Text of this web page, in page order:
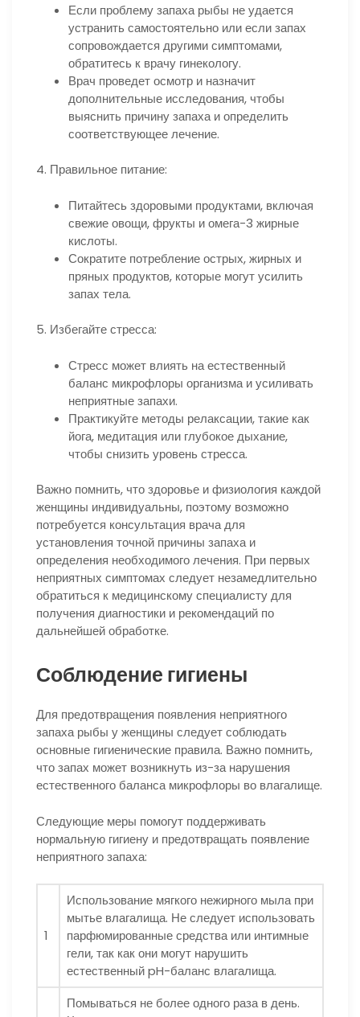
Если проблему запаха рыбы не удается
устранить самостоятельно или если запах
сопровождается другими симптомами,
обратитесь к врачу гинекологу.
Врач проведет осмотр и назначит
дополнительные исследования, чтобы
выяснить причину запаха и определить
соответствующее лечение.
4. Правильное питание:
Питайтесь здоровыми продуктами, включая
свежие овощи, фрукты и омега-3 жирные
кислоты.
Сократите потребление острых, жирных и
пряных продуктов, которые могут усилить
запах тела.
5. Избегайте стресса:
Стресс может влиять на естественный
баланс микрофлоры организма и усиливать
неприятные запахи.
Практикуйте методы релаксации, такие как
йога, медитация или глубокое дыхание,
чтобы снизить уровень стресса.
Важно помнить, что здоровье и физиология каждой
женщины индивидуальны, поэтому возможно
потребуется консультация врача для
установления точной причины запаха и
определения необходимого лечения. При первых
неприятных симптомах следует незамедлительно
обратиться к медицинскому специалисту для
получения диагностики и рекомендаций по
дальнейшей обработке.
Соблюдение гигиены
Для предотвращения появления неприятного
запаха рыбы у женщины следует соблюдать
основные гигиенические правила. Важно помнить,
что запах может возникнуть из-за нарушения
естественного баланса микрофлоры во влагалище.
Следующие меры помогут поддерживать
нормальную гигиену и предотвращать появление
неприятного запаха:
1
Использование мягкого нежирного мыла при
мытье влагалища. Не следует использовать
парфюмированные средства или интимные
гели, так как они могут нарушить
естественный pH-баланс влагалища.
Помываться не более одного раза в день.